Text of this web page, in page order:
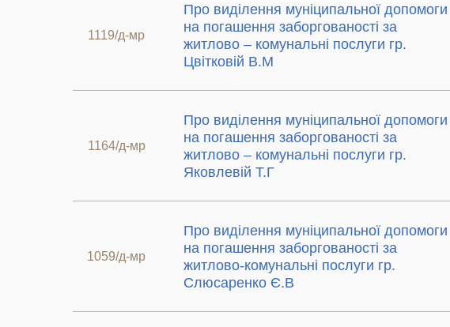
1119/д-мр
Про виділення муніципальної допомоги
на погашення заборгованості за
житлово – комунальні послуги гр.
Цвітковій В.М
1164/д-мр
Про виділення муніципальної допомоги
на погашення заборгованості за
житлово – комунальні послуги гр.
Яковлевій Т.Г
1059/д-мр
Про виділення муніципальної допомоги
на погашення заборгованості за
житлово-комунальні послуги гр.
Слюсаренко Є.В